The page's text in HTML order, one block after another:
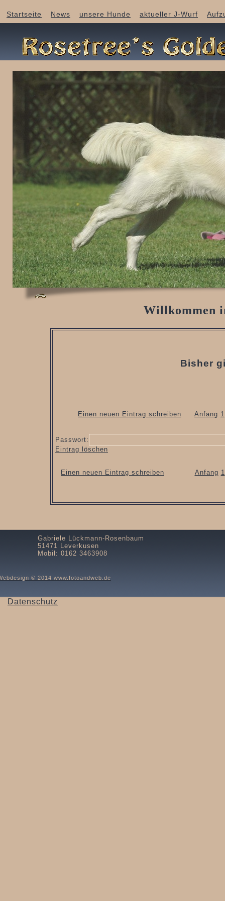
Startseite News unsere Hunde aktueller J-Wurf
Willkommen
Bisher
Einen neuen Eintrag schreiben Anfang 1
Passwort:
Eintrag löschen
Einen neuen Eintrag schreiben Anfang 1
Gabriele Lückmann-Rosenbaum
51471 Leverkusen
Mobil: 0162 3463908
© 2014 www.fotoandweb.de
Datenschutz